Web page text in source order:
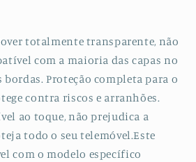
totalmente transparente, não
com a maioria das capas no
bordas. Proteção completa para o
contra riscos e arranhões.
ao toque, não prejudica a
todo o seu telemóvel.Este
com o modelo específico